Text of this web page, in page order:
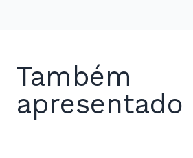
Também
apresentado